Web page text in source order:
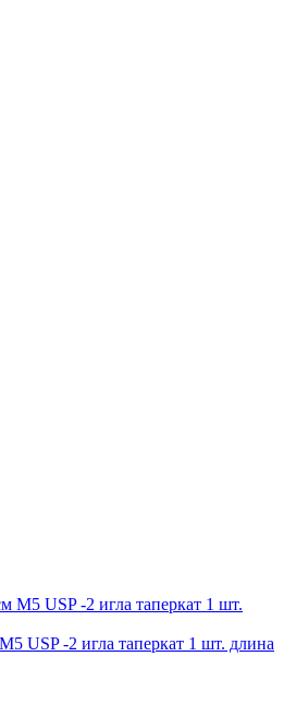
USP -2 игла таперкат 1 шт. длина